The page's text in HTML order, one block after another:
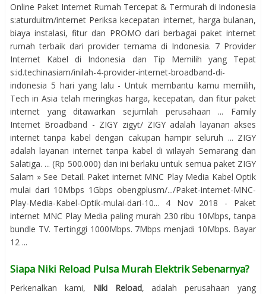
Online Paket Internet Rumah Tercepat & Termurah di Indonesia
s:aturduitm/internet Periksa kecepatan internet, harga bulanan,
biaya instalasi, fitur dan PROMO dari berbagai paket internet
rumah terbaik dari provider ternama di Indonesia. 7 Provider
Internet Kabel di Indonesia dan Tip Memilih yang Tepat
s:id.techinasiam/inilah-4-provider-internet-broadband-di-
indonesia 5 hari yang lalu - Untuk membantu kamu memilih,
Tech in Asia telah meringkas harga, kecepatan, dan fitur paket
internet yang ditawarkan sejumlah perusahaan ... Family
Internet Broadband - ZIGY zigyt/ ZIGY adalah layanan akses
internet tanpa kabel dengan cakupan hampir seluruh ... ZIGY
adalah layanan internet tanpa kabel di wilayah Semarang dan
Salatiga. ... (Rp 500.000) dan ini berlaku untuk semua paket ZIGY
Salam » See Detail. Paket internet MNC Play Media Kabel Optik
mulai dari 10Mbps 1Gbps obengplusm/.../Paket-internet-MNC-
Play-Media-Kabel-Optik-mulai-dari-10... 4 Nov 2018 - Paket
internet MNC Play Media paling murah 230 ribu 10Mbps, tanpa
bundle TV. Tertinggi 1000Mbps. 7Mbps menjadi 10Mbps. Bayar
12 ...
Siapa Niki Reload Pulsa Murah Elektrik Sebenarnya?
Perkenalkan kami, Niki Reload, adalah perusahaan yang